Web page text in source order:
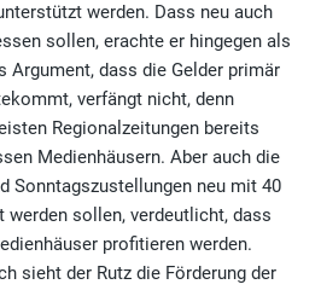
werden. Dass neu auch
sollen, erachte er hingegen als
Argument, dass die Gelder primär
verfängt nicht, denn
Regionalzeitungen bereits
Medienhäusern. Aber auch die
Sonntagszustellungen neu mit 40
sollen, verdeutlicht, dass
profitieren werden.
sieht der Rutz die Förderung der